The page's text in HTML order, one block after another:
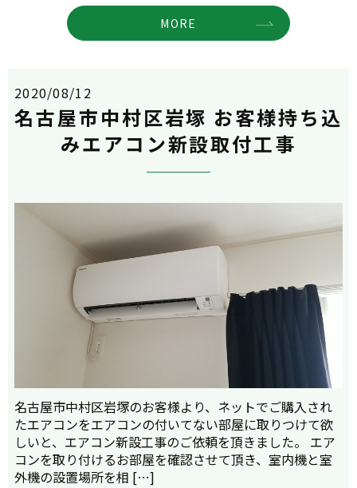
MORE
2020/08/12
名古屋市中村区岩塚 お客様持ち込
みエアコン新設取付工事
名古屋市中村区岩塚のお客様より、ネットでご購入され
たエアコンをエアコンの付いてない部屋に取りつけて欲
しいと、エアコン新設工事のご依頼を頂きました。 エア
コンを取り付けるお部屋を確認させて頂き、室内機と室
外機の設置場所を相 […]